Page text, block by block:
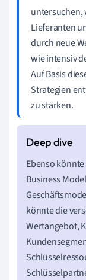
untersuchen,
Lieferanten
durch neue
wie intensiv
Auf Basis
Strategien
zu stärken.
Ebenso
Business
könnte die
Wertangebot,